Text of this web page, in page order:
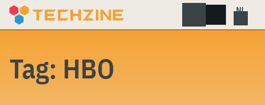
Skip
Tag: HBO